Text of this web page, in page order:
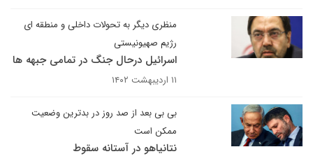
منظری دیگر به تحولات داخلی و منطقه ای
رژیم صهیونیستی
اسرائیل درحال جنگ در تمامی جبهه ها
۱۱ اردیبهشت ۱۴۰۲
بی بی بعد از صد روز در بدترین وضعیت
ممکن است
نتانیاهو در آستانه سقوط